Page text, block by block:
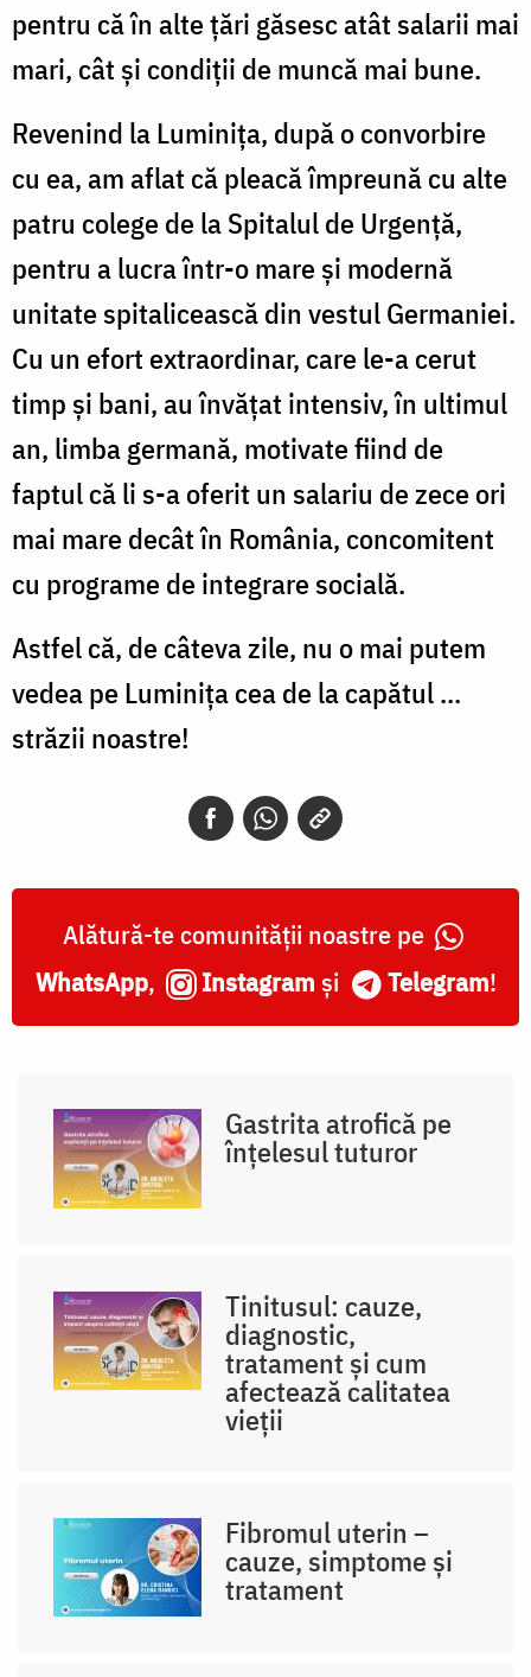
pentru că în alte ţări găsesc atât salarii mai
mari, cât şi condiţii de muncă mai bune.
Revenind la Luminiţa, după o convorbire
cu ea, am aflat că pleacă împreună cu alte
patru colege de la Spitalul de Urgenţă,
pentru a lucra într-o mare şi modernă
unitate spitalicească din vestul Germaniei.
Cu un efort extraordinar, care le-a cerut
timp şi bani, au învăţat intensiv, în ultimul
an, limba germană, motivate fiind de
faptul că li s-a oferit un salariu de zece ori
mai mare decât în România, concomitent
cu programe de integrare socială.
Astfel că, de câteva zile, nu o mai putem
vedea pe Luminiţa cea de la capătul ...
străzii noastre!
Alătură-te comunității noastre pe
WhatsApp, Instagram și Telegram!
Gastrita atrofică pe
înțelesul tuturor
Tinitusul: cauze,
diagnostic,
tratament și cum
afectează calitatea
vieții
Fibromul uterin –
cauze, simptome și
tratament